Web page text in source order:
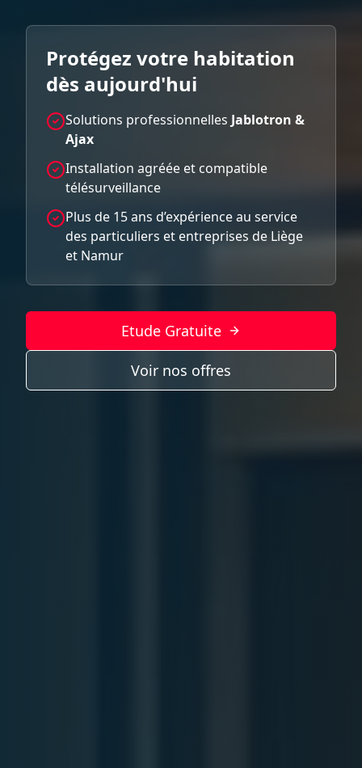
Protégez votre habitation
dès aujourd'hui
Solutions professionnelles Jablotron &
Ajax
Installation agréée et compatible
télésurveillance
Plus de 15 ans d’expérience au service
des particuliers et entreprises de Liège
et Namur
Etude Gratuite
Voir nos offres